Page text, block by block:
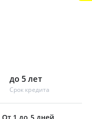
до 5 лет
Срок кредита